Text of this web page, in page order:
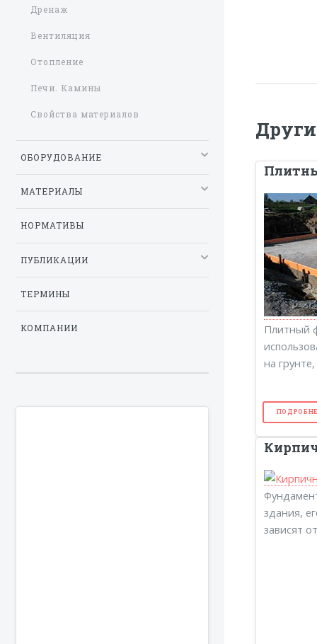
Плитный
на
здания,
зависят
Дренаж
Вентиляция
Отопление
Печи. Камины
Свойства материалов
ОБОРУДОВАНИЕ
МАТЕРИАЛЫ
НОРМАТИВЫ
ПУБЛИКАЦИИ
ТЕРМИНЫ
КОМПАНИИ